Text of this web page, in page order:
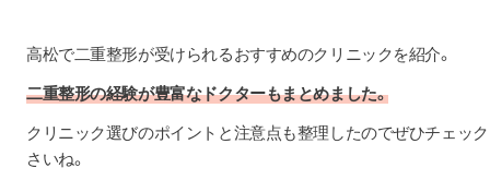
高松で二重整形が受けられるおすすめのクリニックを紹介。
二重整形の経験が豊富なドクターもまとめました。
クリニック選びのポイントと注意点も整理したのでぜひチェッ
さいね。